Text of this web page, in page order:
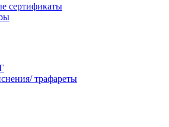
сертификаты
трафареты